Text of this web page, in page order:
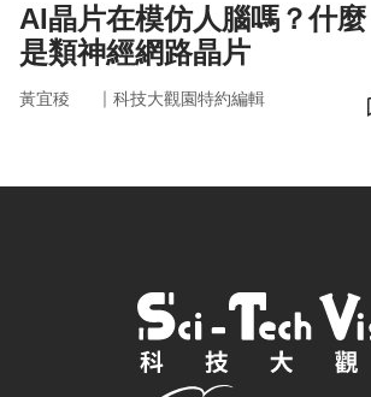
AI晶片在模仿人腦嗎？什麼
是類神經網路晶片
黃宜稜 ｜ 科技大觀園特約編輯